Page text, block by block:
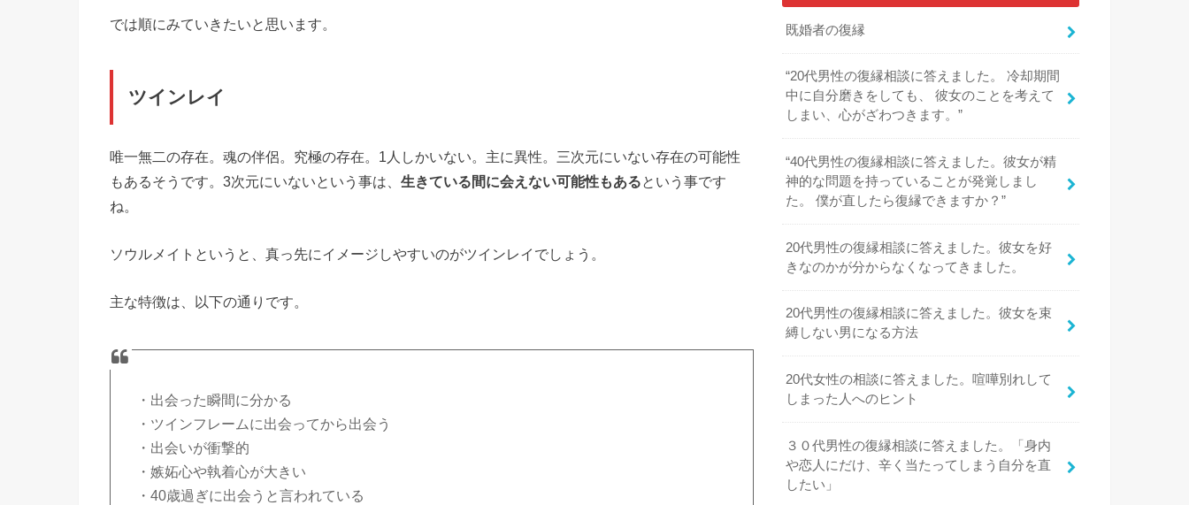
では順にみていきたいと思います。
ツインレイ
唯一無二の存在。魂の伴侶。究極の存在。1人しかいない。主に異性。三次元にいない存在の可能性
もあるそうです。3次元にいないという事は、 生きている間に会えない可能性もあるという事です
ね。
ソウルメイトというと、真っ先にイメージしやすいのがツインレイでしょう。
主な特徴は、以下の通りです。
・出会った瞬間に分かる
・ツインフレームに出会ってから出会う
・出会いが衝撃的
・嫉妬心や執着心が大きい
・40歳過ぎに出会うと言われている
既婚者の復縁
“20代男性の復縁相談に答えました。 冷却期間
中に自分磨きをしても、 彼女のことを考えて
しまい、心がざわつきます。”
“40代男性の復縁相談に答えました。彼女が精
神的な問題を持っていることが発覚しまし
た。 僕が直したら復縁できますか？”
20代男性の復縁相談に答えました。彼女を好
きなのかが分からなくなってきました。
20代男性の復縁相談に答えました。彼女を束
縛しない男になる方法
20代女性の相談に答えました。喧嘩別れして
しまった人へのヒント
３０代男性の復縁相談に答えました。「身内
や恋人にだけ、辛く当たってしまう自分を直
したい」